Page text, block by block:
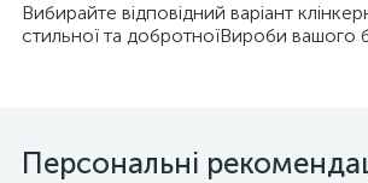
Вибирайте відповідний варіант
стильної та добротноїВироби вашого
Персональні